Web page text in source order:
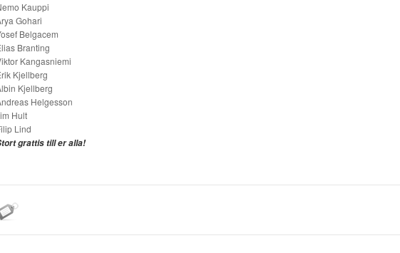
Kauppi
Gohari
Belgacem
Branting
Kangasniemi
Kjellberg
Kjellberg
Helgesson
Hult
Lind
grattis till er alla!